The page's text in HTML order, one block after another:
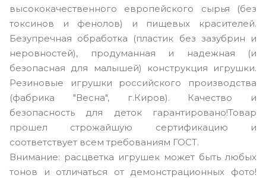
высококачественного европейского сырья (без
токсинов и фенолов) и пищевых красителей.
Безупречная обработка (пластик без зазубрин и
неровностей), продуманная и надежная (и
безопасная для малышей) конструкция игрушки.
Резиновые игрушки российского производства
(фабрика "Весна", г.Киров). Качество и
безопасность для деток гарантировано!Товар
прошел строжайшую сертификацию и
соответствует всем требованиям ГОСТ.
Внимание: расцветка игрушек может быть любых
тонов и отличаться от демонстрационных фото!